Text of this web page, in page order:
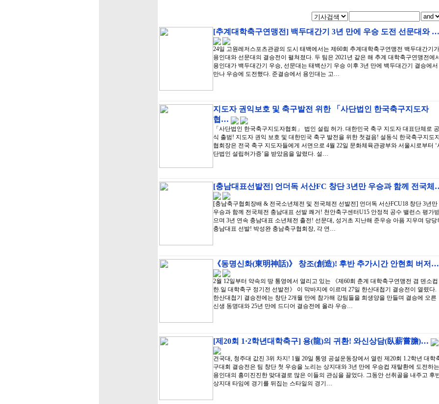
[추계대학축구연맹전] 백두대간기 3년 만에 우승 도전 선문대와 …
24일 고원레저스포츠관광의 도시 태백에서는 제60회 추계대학축구연맹전 백두대간기가
용인대와 선문대의 결승전이 펼쳐졌다. 두 팀은 2021년 같은 해 추계 대학축구연맹전에
용인대가 백두대간기 우승, 선문대는 태백산기 우승 이후 3년 만에 백두대간기 결승에서
만나 우승에 도전했다. 준결승에서 용인대는 고…
지도자 권익보호 및 축구발전 위한 「사단법인 한국축구지도자
협…
「사단법인 한국축구지도자협회」 법인 설립 허가. 대한민국 축구 지도자 대표단체로 공
식 출범! 지도자 권익 보호 및 대한민국 축구 발전을 위한 첫걸음! 설동식 한국축구지도
협회장은 전국 축구 지도자들에게 서면으로 4월 22일 문화체육관광부와 서울시로부터 ‘
단법인 설립허가증’을 받았음을 알렸다. 설…
[충남대표선발전] 언더독 서산FC 창단 3년만 우승과 함께 전국체
[충남축구협회장배 & 전국소년체전 및 전국체전 선발전] 언더독 서산FCU18 창단 3년만
우승과 함께 전국체전 충남대표 선발 쾌거! 천안축구센터U15 안정적 공수 밸런스 평가
으며 3년 연속 충남대표 소년체전 출전! 선문대, 성거초 지난해 준우승 아픔 지우며 당당
충남대표 선발! 박성완 충남축구협회장, 각 연…
《동명신화(東明神話)》 창조(創造)! 후반 추가시간 안현희 버저…
2월 12일부터 약속의 땅 통영에서 열리고 있는 《제60회 춘계 대학축구연맹전 겸 덴소컵
한.일 대학축구 정기전 선발전》 이 막바지에 이르며 27일 한산대첩기 결승전이 열렸다.
한산대첩기 결승전에는 창단 2개월 만에 참가해 강팀들을 희생양을 만들며 결승에 오른
신생 동명대와 25년 만에 드디어 결승전에 올라 우승…
[제20회 1·2학년대학축구] 용(龍)의 귀환! 와신상담(臥薪嘗膽)…
건국대, 청주대 값진 3위 차지! 1월 20일 통영 공설운동장에서 열린 제20회 1.2학년 대학
구대회 결승전은 팀 창단 첫 우승을 노리는 상지대와 3년 만에 우승컵 재탈환에 도전하는
용인대의 흥미진진한 맞대결로 많은 이들의 관심을 끌었다. 그동안 선취골을 내주고 후
상지대 타임에 경기를 뒤집는 스타일의 경기…